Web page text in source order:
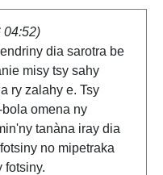
04:52)
dia sarotra be
misy tsy sahy
ry zalahy e. Tsy
omena ny
tanàna iray dia
no mipetraka
fotsiny.